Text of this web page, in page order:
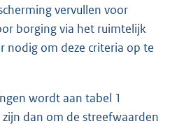
vervullen voor
borging via het ruimtelijk
nodig om deze criteria op te
wordt aan tabel 1
dan om de streefwaarden